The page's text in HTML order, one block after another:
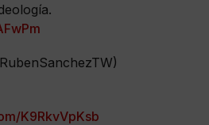
K9RkvVpKsb